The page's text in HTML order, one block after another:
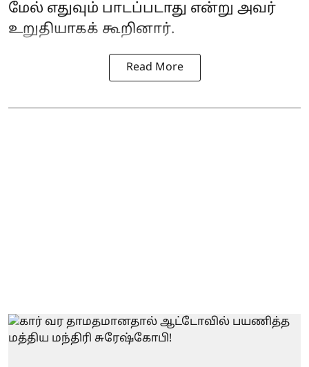
மேல் எதுவும் பாடப்படாது என்று அவர்
உறுதியாகக் கூறினார்.
Read More